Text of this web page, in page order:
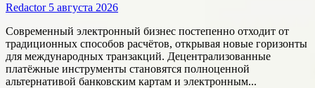
Redactor 5 августа 2026
Современный электронный бизнес постепенно отходит от
традиционных способов расчётов, открывая новые горизонты
для международных транзакций. Децентрализованные
платёжные инструменты становятся полноценной
альтернативой банковским картам и электронным...